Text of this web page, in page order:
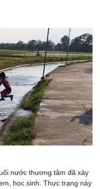
nước thương tâm đã xảy
học sinh. Thực trạng này